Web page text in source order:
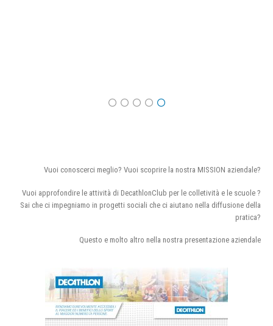
Vuoi conoscerci meglio? Vuoi scoprire la nostra MISSION aziendale?
Vuoi approfondire le attività di DecathlonClub per le colletività e le scuole ?
Sai che ci impegniamo in progetti sociali che ci aiutano nella diffusione della
pratica?
Questo e molto altro nella nostra presentazione aziendale